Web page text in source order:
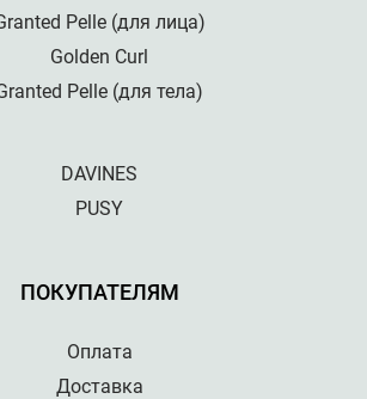
Pelle (для лица)
Golden Curl
Pelle (для тела)
DAVINES
PUSY
ПОКУПАТЕЛЯМ
Оплата
Доставка